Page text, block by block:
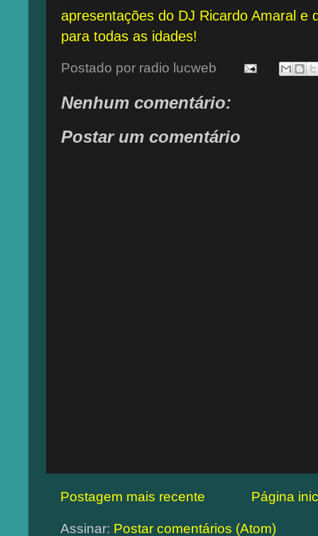
apresentações do DJ Ricardo Amaral e
para todas as idades!
Postado por radio lucweb
Nenhum comentário:
Postar um comentário
Postagem mais recente Página
Assinar: Postar comentários (Atom)